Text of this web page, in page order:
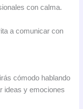
con calma.
a comunicar con
cómodo hablando
ideas y emociones